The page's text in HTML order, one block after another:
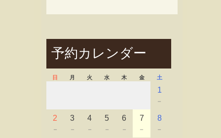
予約カレンダー
日 月 火 水 木 金 土
1
－
2
－
3
－
4
－
5
－
6
－
7
－
8
－